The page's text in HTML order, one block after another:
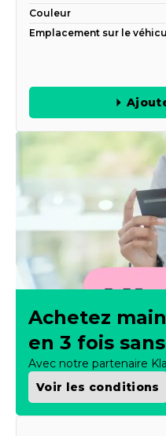
Couleur
Emplacement sur le
Achetez
en 3 fois
Avec notre partenaire
Voir les conditions